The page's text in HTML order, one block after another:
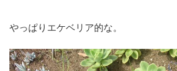
やっぱりエケベリア的な。